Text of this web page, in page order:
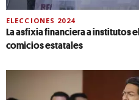
ELECCIONES 2024
La asfixia financiera a institutos
comicios estatales